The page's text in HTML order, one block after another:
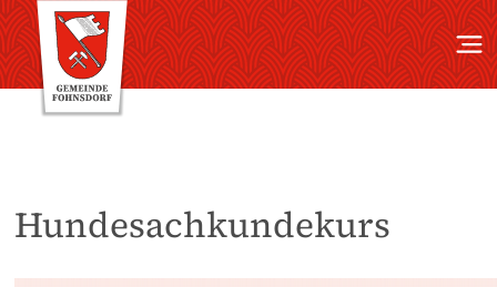
Hundesachkundekurs